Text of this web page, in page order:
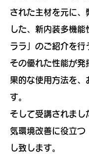
された主材を元に、
した、新内装多機能
ララ」のご紹介を行
その優れた性能が発
果的な使用方法を、
す。
そして受講されまし
気環境改善に役立つ
し致します。